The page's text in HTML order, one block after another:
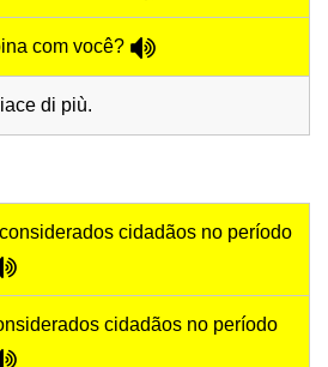
com você?
di più.
cidadãos no período
cidadãos no período